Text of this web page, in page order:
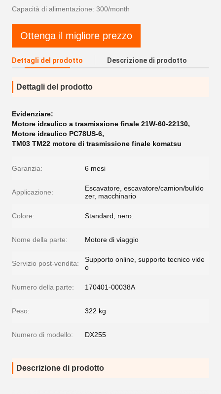
Capacità di alimentazione: 300/month
Ottenga il migliore prezzo
Dettagli del prodotto Descrizione di prodotto
Dettagli del prodotto
Evidenziare:
Motore idraulico a trasmissione finale 21W-60-22130,
Motore idraulico PC78US-6,
TM03 TM22 motore di trasmissione finale komatsu
Garanzia: 6 mesi
Applicazione:
Escavatore, escavatore/camion/bulldo
zer, macchinario
Colore: Standard, nero.
Nome della parte: Motore di viaggio
Servizio post-vendita:
Supporto online, supporto tecnico vide
o
Numero della parte: 170401-00038A
Peso: 322 kg
Numero di modello: DX255
Descrizione di prodotto